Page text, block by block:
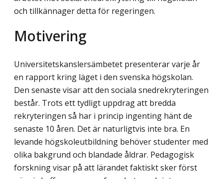
och tillkännager detta för regeringen.
Motivering
Universitetskanslersämbetet presenterar varje år
en rapport kring läget i den svenska högskolan.
Den senaste visar att den sociala snedrekryteringen
består. Trots ett tydligt uppdrag att bredda
rekryteringen så har i princip ingenting hänt de
senaste 10 åren. Det är naturligtvis inte bra. En
levande högskoleutbildning behöver studenter med
olika bakgrund och blandade åldrar. Pedagogisk
forskning visar på att lärandet faktiskt sker först